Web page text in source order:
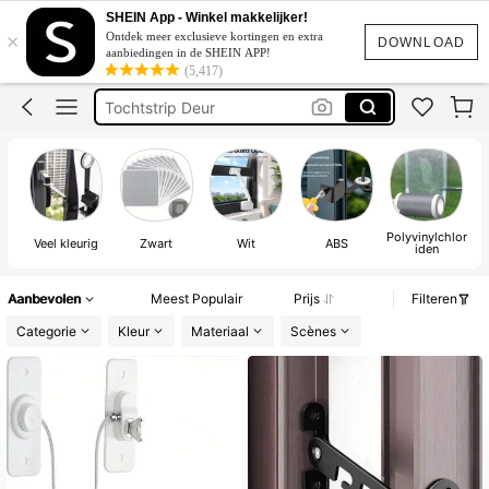
DOWNLOAD
×
SHEIN App - Winkel makkelijker!
Ontdek meer exclusieve kortingen en extra
aanbiedingen in de SHEIN APP!
(5,417)
Raam Open Houder
Raamstopper
Tochtstrip Deur
Raam Beveiliging
Raam Open Houder
Veel kleurig Zwart Wit ABS Polyvinylchlor
iden
Aanbevolen Meest Populair Prijs
Filteren
Categorie
Kleur Materiaal Scènes